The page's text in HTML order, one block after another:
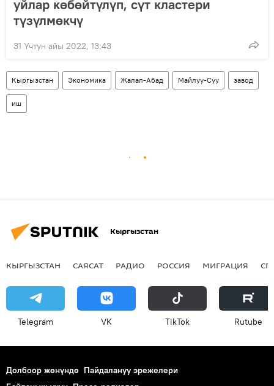
уйлар көбөйтүлүп, сүт кластери
түзүлмөкчү
31 Үчтүн айы 2022, 13:43
Кыргызстан Экономика Жалал-Абад Майлуу-Суу завод
иш
Кыргызстан
КЫРГЫЗСТАН САЯСАТ РАДИО РОССИЯ МИГРАЦИЯ
Telegram VK ТikТоk Rutube
Долбоор жөнүндө Пайдалануу эрежелери